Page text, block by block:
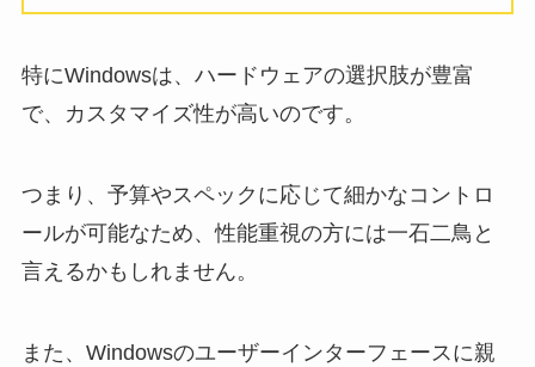
特にWindowsは、ハードウェアの選択肢が豊富
で、カスタマイズ性が高いのです。
つまり、予算やスペックに応じて細かなコントロ
ールが可能なため、性能重視の方には一石二鳥と
言えるかもしれません。
また、Windowsのユーザーインターフェースに親